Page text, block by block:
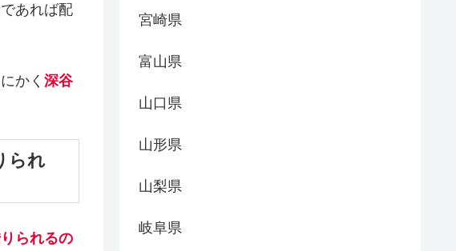
あれば配
かく 深谷
られ
られるの
宮崎県
富山県
山口県
山形県
山梨県
岐阜県